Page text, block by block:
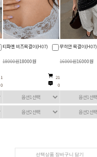
1
0
티파엔 비즈목걸이(H07)
18000원18000원
21
0
무히안 목걸이(H07)
16000원16000원
선택상품 장바구니 담기